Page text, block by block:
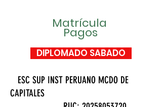
Matrícula
Pagos
DIPLOMADO SABADO
ESC SUP INST PERUANO MCDO DE
CAPITALES